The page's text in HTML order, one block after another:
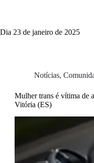
Dia 23 de janeiro de 2025
Notícias,
Mulher trans é vítima de
Vitória (ES)